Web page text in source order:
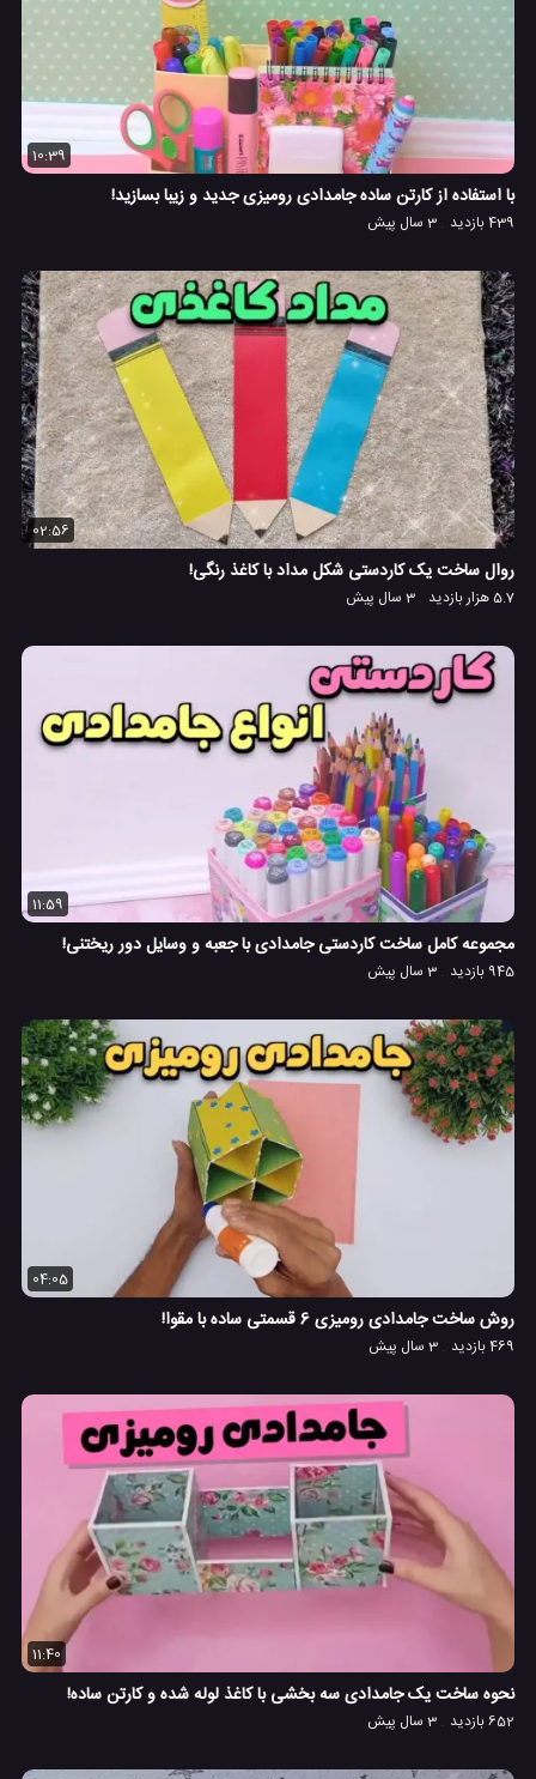
10:39
با استفاده از کارتن ساده جامدادی رومیزی جدید و زیبا بسازید!
439 بازدید 3 سال پیش
02:56
روال ساخت یک کاردستی شکل مداد با کاغذ رنگی! ️️️
5.7 هزار بازدید 3 سال پیش
11:59
مجموعه کامل ساخت کاردستی جامدادی با جعبه و وسایل دور ریختنی!
945 بازدید 3 سال پیش
04:05
روش ساخت جامدادی رومیزی 6 قسمتی ساده با مقوا!
469 بازدید 3 سال پیش
11:40
نحوه ساخت یک جامدادی سه بخشی با کاغذ لوله شده و کارتن ساده!
652 بازدید 3 سال پیش